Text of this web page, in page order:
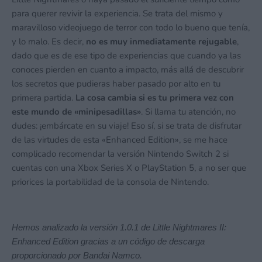
para querer revivir la experiencia. Se trata del mismo y
maravilloso videojuego de terror con todo lo bueno que tenía,
y lo malo. Es decir, no es muy inmediatamente rejugable,
dado que es de ese tipo de experiencias que cuando ya las
conoces pierden en cuanto a impacto, más allá de descubrir
los secretos que pudieras haber pasado por alto en tu
primera partida. La cosa cambia si es tu primera vez con
este mundo de «minipesadillas». Si llama tu atención, no
dudes: ¡embárcate en su viaje! Eso sí, si se trata de disfrutar
de las virtudes de esta «Enhanced Edition», se me hace
complicado recomendar la versión Nintendo Switch 2 si
cuentas con una Xbox Series X o PlayStation 5, a no ser que
priorices la portabilidad de la consola de Nintendo.
Hemos analizado la versión 1.0.1 de Little Nightmares II:
Enhanced Edition gracias a un código de descarga
proporcionado por Bandai Namco.